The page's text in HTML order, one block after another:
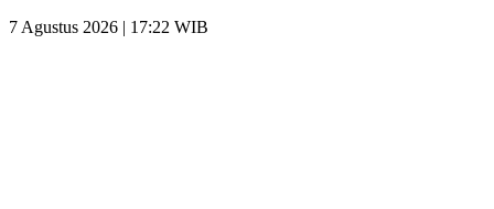
7 Agustus 2026 | 17:22 WIB